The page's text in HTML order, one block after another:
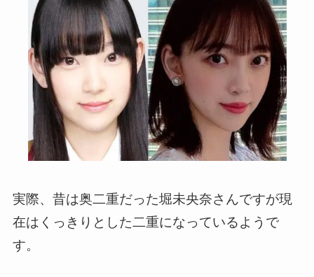
実際、昔は奥二重だった堀未央奈さんですが現
在はくっきりとした二重になっているようで
す。